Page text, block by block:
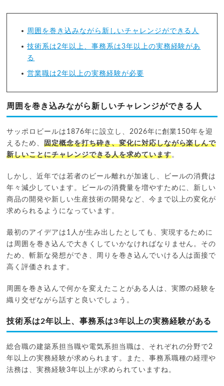
周囲を巻き込みながら新しいチャレンジができる人
技術系は2年以上、事務系は3年以上の実務経験があ
る
営業職は2年以上の実務経験が必要
周囲を巻き込みながら新しいチャレンジができる人
サッポロビールは1876年に設立し、2026年に創業150年を迎
えるため、固定概念を打ち砕き、変化に対応しながら楽しんで
新しいことにチャレンジできる人を求めています。
しかし、近年では若者のビール離れが加速し、ビールの消費は
年々減少しています。ビールの消費量を増やすために、新しい
商品の開発や新しい生産技術の開発など、今まで以上の変化が
求められるようになっています。
最初のアイデアは1人が生み出したとしても、実現するために
は周囲を巻き込んで大きくしていかなければなりません。その
ため、斬新な発想ができ、周りを巻き込んでいける人は面接で
高く評価されます。
周囲を巻き込んで何かを変えたことがある人は、実際の経験を
織り交ぜながら話すと良いでしょう。
技術系は2年以上、事務系は3年以上の実務経験がある
総合職の建築系担当職や電気系担当職は、それぞれの分野で2
年以上の実務経験が求められます。また、事務系職種の経理や
法務は、実務経験3年以上が求められていますね。